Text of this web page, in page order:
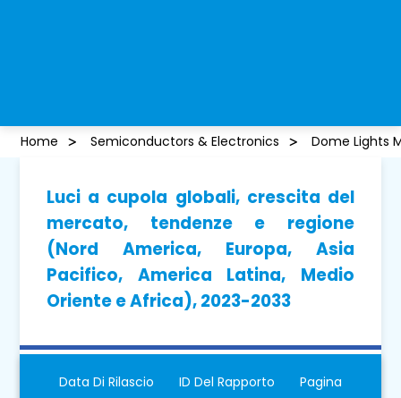
Home Semiconductors & Electronics Dome Lights
Luci a cupola globali, crescita del
mercato, tendenze e regione
(Nord America, Europa, Asia
Pacifico, America Latina, Medio
Oriente e Africa), 2023-2033
Data Di Rilascio
ID Del Rapporto
Pagina